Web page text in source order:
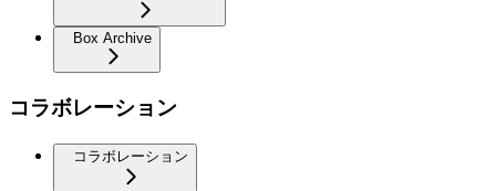
Box Archive
コラボレーション
コラボレーション